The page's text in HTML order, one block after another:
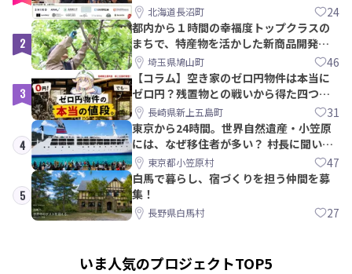
【8/21〆】
北海道長沼町 24
2
都内から１時間の幸福度トップクラスの
まちで、特産物を活かした新商品開発＆
PRメンバー募集！
埼玉県鳩山町 46
3
【コラム】空き家のゼロ円物件は本当に
ゼロ円？残置物との戦いから得た四つの
教訓｜新上五島町
長崎県新上五島町 31
4
東京から24時間。世界自然遺産・小笠原
には、なぜ移住者が多い？ 村長に聞いて
みた東京都小笠原村 47
5
白馬で暮らし、宿づくりを担う仲間を募
集！
長野県白馬村 27
いま人気のプロジェクトTOP5